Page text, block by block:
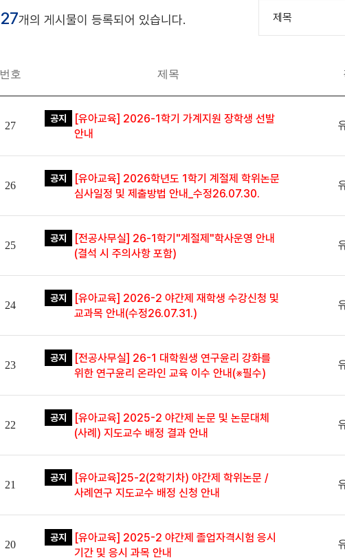
27개의 게시물이 등록되어 있습니다.
번호 제목
27
공지
[유아교육] 2026-1학기 가계지원 장학생 선발
안내
26
공지
[유아교육] 2026학년도 1학기 계절제 학위논문
심사일정 및 제출방법 안내_수정26.07.30.
25
공지
[전공사무실] 26-1학기"계절제"학사운영 안내
(결석 시 주의사항 포함)
24
공지
[유아교육] 2026-2 야간제 재학생 수강신청 및
교과목 안내(수정26.07.31.)
23
공지
[전공사무실] 26-1 대학원생 연구윤리 강화를
위한 연구윤리 온라인 교육 이수 안내(※필수)
22
공지
[유아교육] 2025-2 야간제 논문 및 논문대체
(사례) 지도교수 배정 결과 안내
21
공지
[유아교육]25-2(2학기차) 야간제 학위논문 /
사례연구 지도교수 배정 신청 안내
20
공지
[유아교육] 2025-2 야간제 졸업자격시험 응시
기간 및 응시 과목 안내